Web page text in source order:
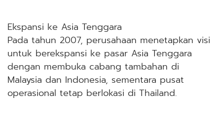
Ekspansi ke Asia Tenggara
Pada tahun 2007, perusahaan menetapkan visi
untuk berekspansi ke pasar Asia Tenggara
dengan membuka cabang tambahan di
Malaysia dan Indonesia, sementara pusat
operasional tetap berlokasi di Thailand.